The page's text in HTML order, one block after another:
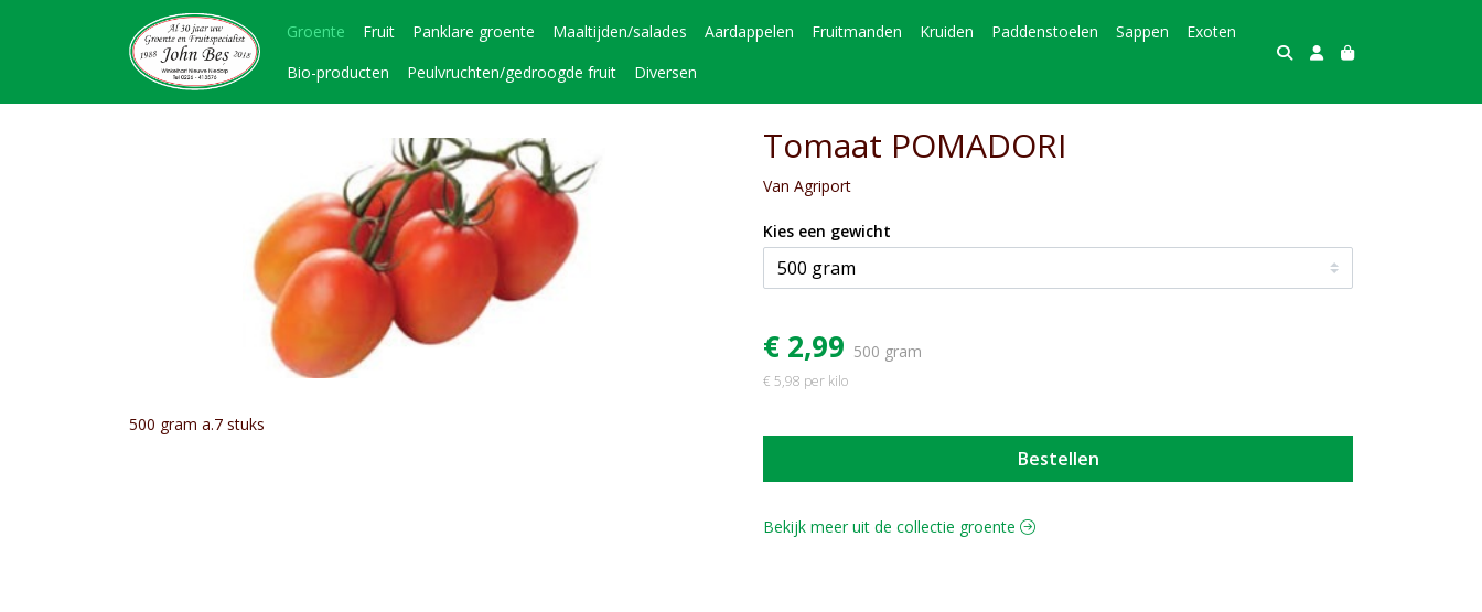
Groente Fruit Panklare groente Maaltijden/salades Aardappelen Fruitmanden Kruiden Paddenstoelen Sappen
Exoten
Bio-producten
Peulvruchten/gedroogde fruit Diversen
500 gram a.7 stuks
Tomaat POMADORI
Van Agriport
Kies een gewicht
€ 2,99 500 gram
€ 5,98 per kilo
Bestellen
Bekijk meer uit de collectie groente